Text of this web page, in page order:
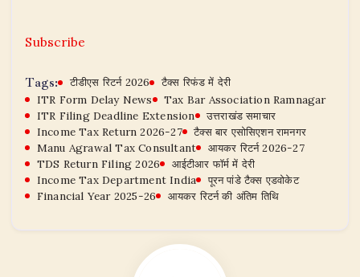
Subscribe
Tags: टीडीएस रिटर्न 2026
टैक्स रिफंड में देरी
ITR Form Delay News
Tax Bar Association Ramnagar
ITR Filing Deadline Extension
उत्तराखंड समाचार
Income Tax Return 2026-27
टैक्स बार एसोसिएशन रामनगर
Manu Agrawal Tax Consultant
आयकर रिटर्न 2026-27
TDS Return Filing 2026
आईटीआर फॉर्म में देरी
Income Tax Department India
पूरन पांडे टैक्स एडवोकेट
Financial Year 2025-26
आयकर रिटर्न की अंतिम तिथि